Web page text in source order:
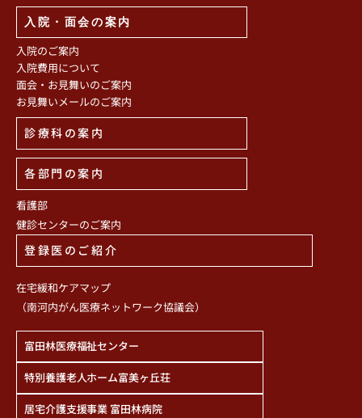
入院・面会の案内
入院のご案内
入院費用について
面会・お見舞いのご案内
お見舞いメールのご案内
診療科の案内
各部門の案内
看護部
健診センターのご案内
登録医のご紹介
在宅緩和ケアマップ
（南河内がん医療ネットワーク協議会）
富田林医療福祉センター
特別養護老人ホーム富美ヶ丘荘
居宅介護支援事業 富田林病院